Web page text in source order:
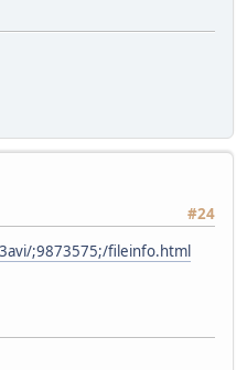
#24
;9873575;/fileinfo.html